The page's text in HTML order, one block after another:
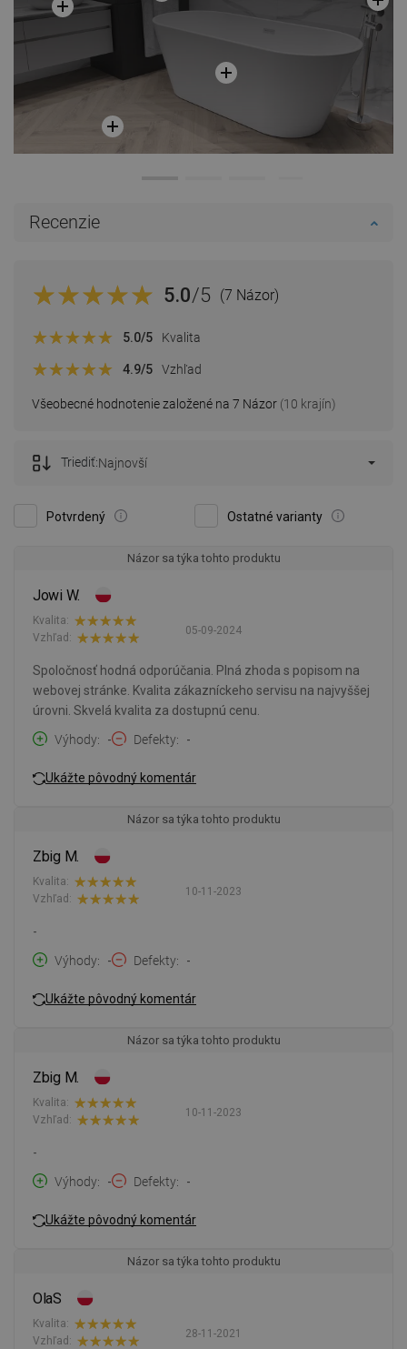
Recenzie
5.0/5 (7 Názor)
Všeobecné hodnotenie založené na 7 Názor (10 krajín)
5.0/5 Kvalita
4.9/5 Vzhľad
Potvrdený Ostatné varianty
Triediť:Najnovší
Názor sa týka tohto produktu
Jowi W.
05-09-2024
Kvalita:
Vzhľad:
Spoločnosť hodná odporúčania. Plná zhoda s popisom na
webovej stránke. Kvalita zákazníckeho servisu na najvyššej
úrovni. Skvelá kvalita za dostupnú cenu.
Výhody
- Defekty -
Ukážte pôvodný komentár
Názor sa týka tohto produktu
Zbig M.
10-11-2023
Kvalita:
Vzhľad:
-
Výhody
- Defekty -
Ukážte pôvodný komentár
Názor sa týka tohto produktu
Zbig M.
10-11-2023
Kvalita:
Vzhľad:
-
Výhody
- Defekty -
Ukážte pôvodný komentár
Názor sa týka tohto produktu
OlaS
28-11-2021
Kvalita:
Vzhľad: